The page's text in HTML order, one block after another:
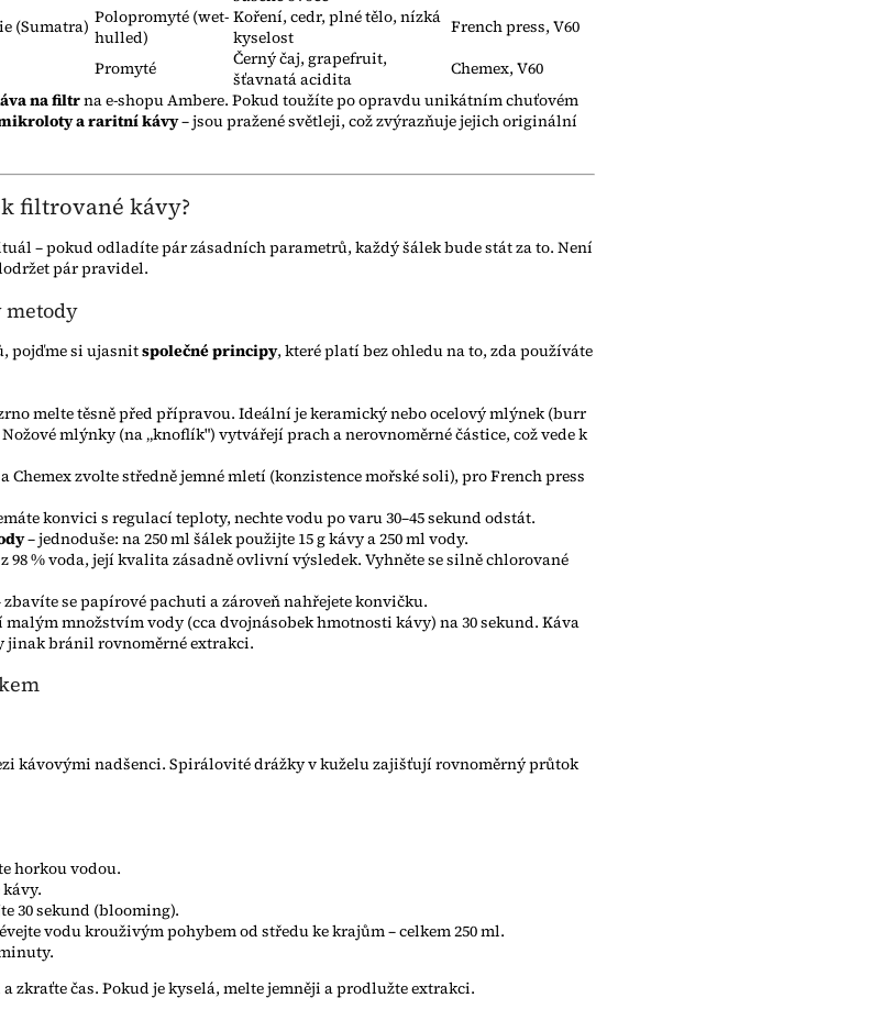
(Sumatra) Polopromyté (wet-
hulled)
Koření, cedr, plné tělo, nízká
kyselost
French press, V60
Promyté
Černý čaj, grapefruit,
šťavnatá acidita
Chemex, V60
na filtrna e-shopu Ambere. Pokud toužíte po opravdu unikátním chuťovém
a raritní kávy– jsou pražené světleji, což zvýrazňuje jejich originální
filtrované kávy?
– pokud odladíte pár zásadních parametrů, každý šálek bude stát za to. Není
pár pravidel.
metody
pojďme si ujasnitspolečné principy, které platí bez ohledu na to, zda používáte
melte těsně před přípravou. Ideální je keramický nebo ocelový mlýnek (burr
mlýnky (na „knoflík") vytvářejí prach a nerovnoměrné částice, což vede k
a Chemex zvolte středně jemné mletí (konzistence mořské soli), pro French press
konvici s regulací teploty, nechte vodu po varu 30–45 sekund odstát.
– jednoduše: na 250 ml šálek použijte 15 g kávy a 250 ml vody.
z 98 % voda, její kvalita zásadně ovlivní výsledek. Vyhněte se silně chlorované
zbavíte se papírové pachuti a zároveň nahřejete konvičku.
množstvím vody (cca dvojnásobek hmotnosti kávy) na 30 sekund. Káva
jinak bránil rovnoměrné extrakci.
kávovými nadšenci. Spirálovité drážky v kuželu zajišťují rovnoměrný průtok
horkou vodou.
30 sekund (blooming).
vodu krouživým pohybem od středu ke krajům – celkem 250 ml.
zkraťte čas. Pokud je kyselá, melte jemněji a prodlužte extrakci.